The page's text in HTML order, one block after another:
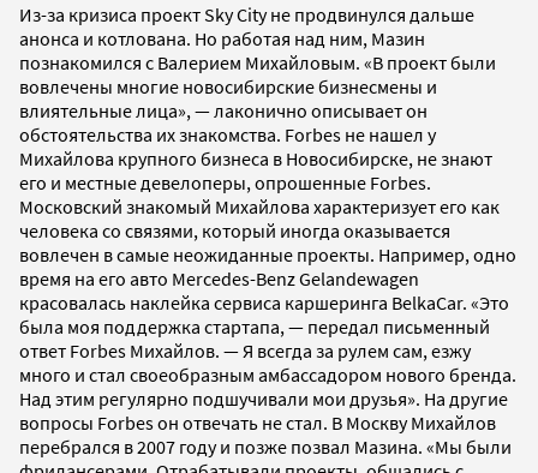
Из-за кризиса проект Sky City не продвинулся дальше
анонса и котлована. Но работая над ним, Мазин
познакомился с Валерием Михайловым. «В проект были
вовлечены многие новосибирские бизнесмены и
влиятельные лица», — лаконично описывает он
обстоятельства их знакомства. Forbes не нашел у
Михайлова крупного бизнеса в Новосибирске, не знают
его и местные девелоперы, опрошенные Forbes.
Московский знакомый Михайлова характеризует его как
человека со связями, который иногда оказывается
вовлечен в самые неожиданные проекты. Например, одно
время на его авто Mercedes-Benz Gelandewagen
красовалась наклейка сервиса каршеринга BelkaCar. «Это
была моя поддержка стартапа, — передал письменный
ответ Forbes Михайлов. — Я всегда за рулем сам, езжу
много и стал своеобразным амбассадором нового бренда.
Над этим регулярно подшучивали мои друзья». На другие
вопросы Forbes он отвечать не стал. В Москву Михайлов
перебрался в 2007 году и позже позвал Мазина. «Мы были